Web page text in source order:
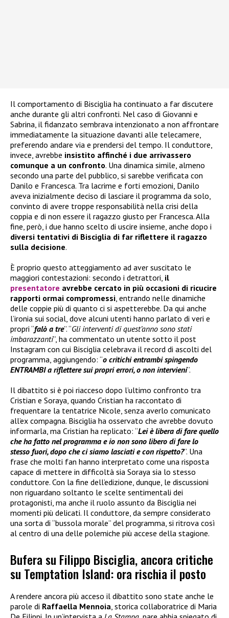
Il comportamento di Bisciglia ha continuato a far discutere
anche durante gli altri confronti. Nel caso di Giovanni e
Sabrina, il fidanzato sembrava intenzionato a non affrontare
immediatamente la situazione davanti alle telecamere,
preferendo andare via e prendersi del tempo. Il conduttore,
invece, avrebbe insistito affinché i due arrivassero
comunque a un confronto. Una dinamica simile, almeno
secondo una parte del pubblico, si sarebbe verificata con
Danilo e Francesca. Tra lacrime e forti emozioni, Danilo
aveva inizialmente deciso di lasciare il programma da solo,
convinto di avere troppe responsabilità nella crisi della
coppia e di non essere il ragazzo giusto per Francesca. Alla
fine, però, i due hanno scelto di uscire insieme, anche dopo i
diversi tentativi di Bisciglia di far riflettere il ragazzo
sulla decisione.
È proprio questo atteggiamento ad aver suscitato le
maggiori contestazioni: secondo i detrattori, il
presentatore avrebbe cercato in più occasioni di ricucire
rapporti ormai compromessi, entrando nelle dinamiche
delle coppie più di quanto ci si aspetterebbe. Da qui anche
l’ironia sui social, dove alcuni utenti hanno parlato di veri e
propri “falò a tre”. “Gli interventi di quest’anno sono stati
imbarazzanti”, ha commentato un utente sotto il post
Instagram con cui Bisciglia celebrava il record di ascolti del
programma, aggiungendo: “o critichi entrambi spingendo
ENTRAMBI a riflettere sui propri errori, o non intervieni”.
Il dibattito si è poi riacceso dopo l’ultimo confronto tra
Cristian e Soraya, quando Cristian ha raccontato di
frequentare la tentatrice Nicole, senza averlo comunicato
all’ex compagna. Bisciglia ha osservato che avrebbe dovuto
informarla, ma Cristian ha replicato: “Lei è libera di fare quello
che ha fatto nel programma e io non sono libero di fare lo
stesso fuori, dopo che ci siamo lasciati e con rispetto?”. Una
frase che molti fan hanno interpretato come una risposta
capace di mettere in difficoltà sia Soraya sia lo stesso
conduttore. Con la fine dell’edizione, dunque, le discussioni
non riguardano soltanto le scelte sentimentali dei
protagonisti, ma anche il ruolo assunto da Bisciglia nei
momenti più delicati. Il conduttore, da sempre considerato
una sorta di “bussola morale” del programma, si ritrova così
al centro di una delle polemiche più accese della stagione.
Bufera su Filippo Bisciglia, ancora critiche
su Temptation Island: ora rischia il posto
A rendere ancora più acceso il dibattito sono state anche le
parole di Raffaella Mennoia , storica collaboratrice di Maria